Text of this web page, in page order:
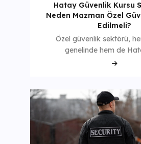
Hatay Güvenlik Kursu
Neden Mazman Özel
Edilmeli?
Özel güvenlik sektörü,
genelinde hem de